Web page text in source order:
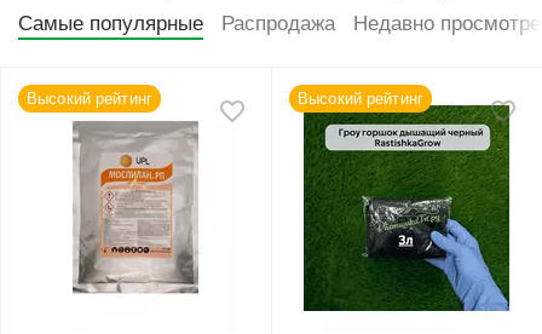
Самые популярные Распродажа Недавно
Высокий рейтинг Высокий рейтинг